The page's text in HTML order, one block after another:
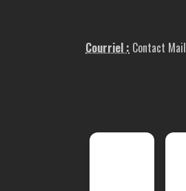
Courriel : Contact Mail